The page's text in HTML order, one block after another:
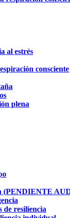
al estrés
consciente
plena
(PENDIENTE
de resiliencia